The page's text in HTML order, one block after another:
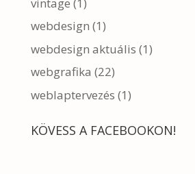
webdesign (1)
webdesign aktuális (1)
webgrafika (22)
weblaptervezés (1)
KÖVESS A FACEBOOKON!